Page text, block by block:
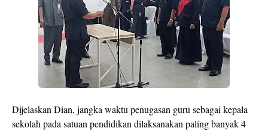
Dijelaskan Dian, jangka waktu penugasan guru sebagai kepala
sekolah pada satuan pendidikan dilaksanakan paling banyak 4